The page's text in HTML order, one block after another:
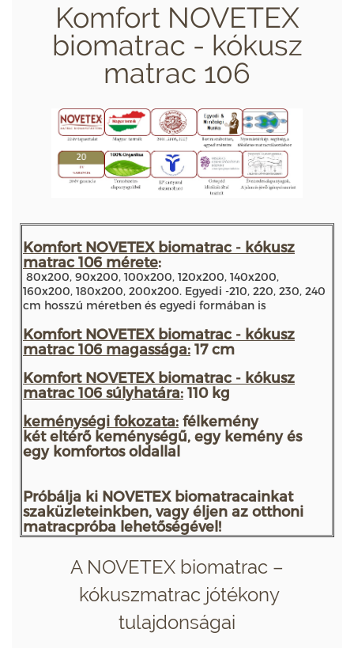
Komfort NOVETEX
biomatrac - kókusz
matrac 106
Komfort NOVETEX biomatrac - kókusz
matrac 106 mérete:
80x200, 90x200, 100x200, 120x200, 140x200,
160x200, 180x200, 200x200. Egyedi -210, 220, 230, 240
cm hosszú méretben és egyedi formában is
Komfort NOVETEX biomatrac - kókusz
matrac 106 magassága: 17 cm
Komfort NOVETEX biomatrac - kókusz
matrac 106 súlyhatára: 110 kg
keménységi fokozata: félkemény
két eltérő keménységű, egy kemény és
egy komfortos oldallal
Próbálja ki NOVETEX biomatracainkat
szaküzleteinkben, vagy éljen az otthoni
matracpróba lehetőségével!
A NOVETEX biomatrac –
kókuszmatrac jótékony
tulajdonságai